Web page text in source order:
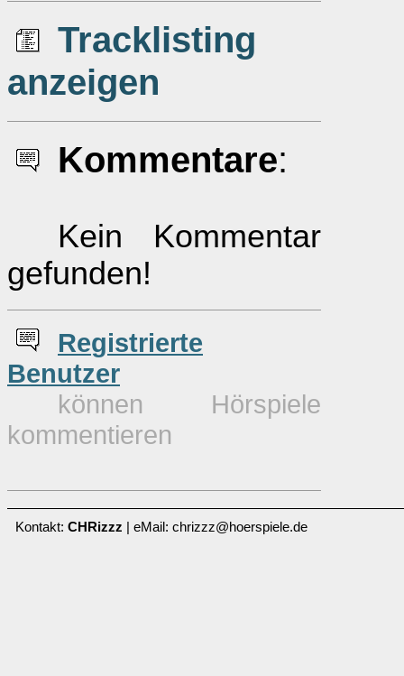
Tracklisting
anzeigen
Kommentare:
Kein Kommentar
gefunden!
Registrierte
Benutzer
können Hörspiele
kommentieren
Kontakt: CHRizzz | eMail: chrizzz@hoerspiele.de